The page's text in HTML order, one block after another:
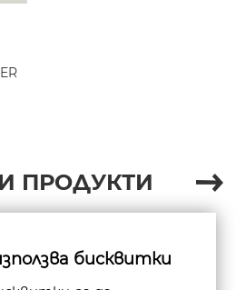
ПРОДУКТИ
бисквитки